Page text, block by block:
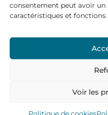
consentement peut avoir
caractéristiques et fonctions.
Voir les
Horaires
9:00
Vendredi:
Mentions Légales–
Marche et